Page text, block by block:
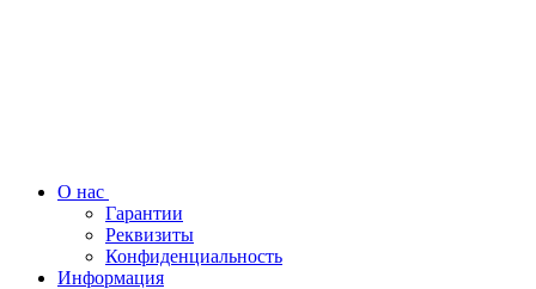
О нас
Гарантии
Реквизиты
Конфиденциальность
Информация